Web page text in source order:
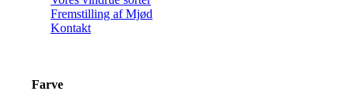
Fremstilling af Mjød
Kontakt
Farve